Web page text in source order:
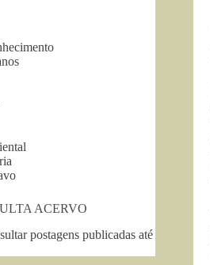
ACERVO
postagens publicadas até